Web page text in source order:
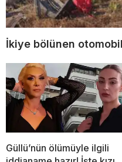
İkiye bölünen
Güllü’nün ölümüyle ilgili